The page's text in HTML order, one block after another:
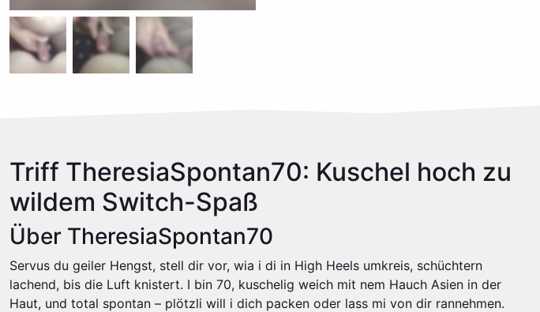
Triff TheresiaSpontan70: Kuschel hoch zu
wildem Switch-Spaß
Über TheresiaSpontan70
Servus du geiler Hengst, stell dir vor, wia i di in High Heels umkreis, schüchtern
lachend, bis die Luft knistert. I bin 70, kuschelig weich mit nem Hauch Asien in der
Haut, und total spontan – plötzli will i dich packen oder lass mi von dir rannehmen.